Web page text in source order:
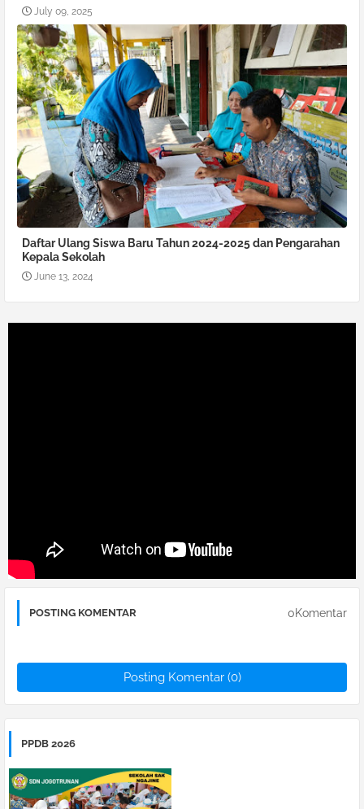
July 09, 2025
Daftar Ulang Siswa Baru Tahun 2024-2025 dan Pengarahan
Kepala Sekolah
June 13, 2024
POSTING KOMENTAR 0Komentar
Posting Komentar (0)
PPDB 2026